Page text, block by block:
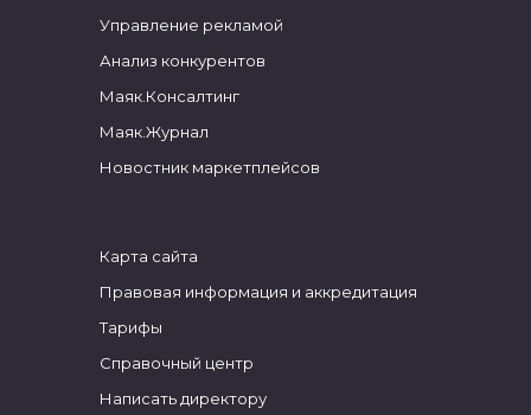
Управление рекламой
Анализ конкурентов
Маяк.Консалтинг
Маяк.Журнал
Новостник маркетплейсов
Карта сайта
Правовая информация и аккредитация
Тарифы
Справочный центр
Написать директору